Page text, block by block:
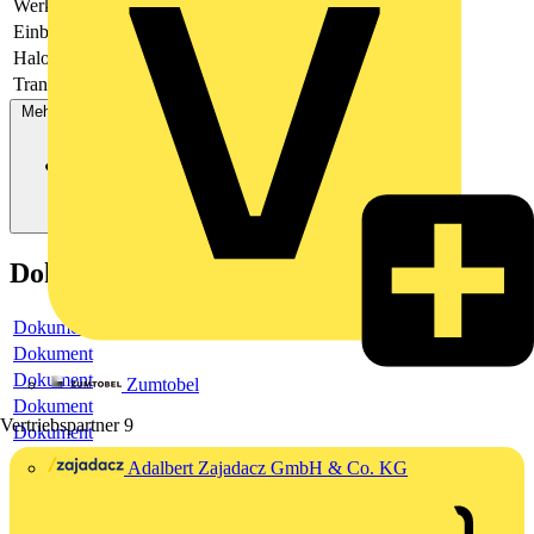
Zumtobel
Vertriebspartner 9
Adalbert Zajadacz GmbH & Co. KG
Werkstoff
Kunststoff
Einbauhöhe
Halogenfrei
Transparent
Mehr anzeigen
Dokumente
Dokument
Dokument
Dokument
Dokument
Dokument